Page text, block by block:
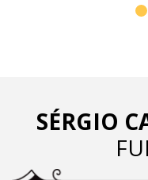
SÉRGIO